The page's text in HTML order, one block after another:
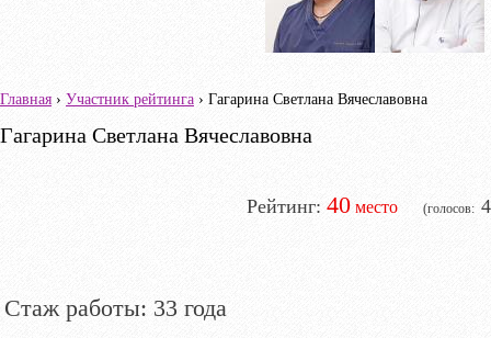
Главная › Участник рейтинга › Гагарина Светлана Вячеславовна
Гагарина Светлана Вячеславовна
40
33 года